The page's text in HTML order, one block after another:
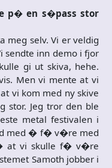
p� en s�pass stor
meg selv. Vi er veldig
sendte inn demo i fjor
gi ut skiva, hehe.
Men vi mente at vi
vi kom med ny skive
stor. Jeg tror den ble
metal festivalen i
med � f� v�re med
at vi skulle f� v�re
Samoth jobber i